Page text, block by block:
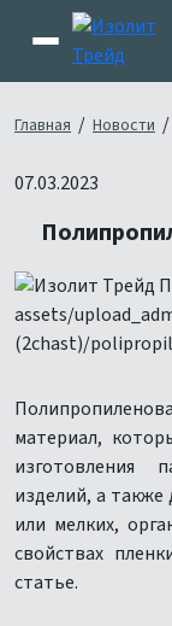
Главная / Новости /
07.03.2023
материал,
изготовления
изделий, а
или мелких,
свойствах
статье.